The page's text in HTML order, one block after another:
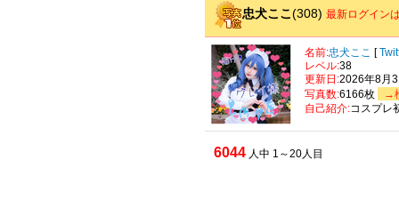
忠犬ここ(308) 最新ログイン
名前:忠犬ここ [
レベル:38
更新日:2026年8月
写真数:6166枚
→
自己紹介:コスプレ
6044 人中 1～20人目